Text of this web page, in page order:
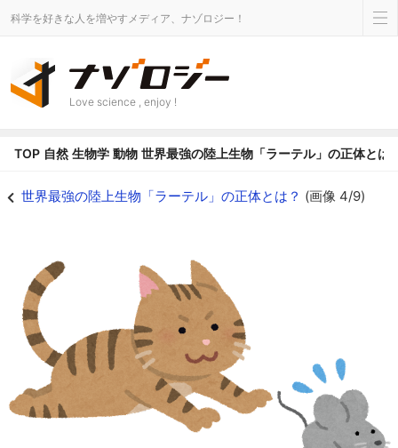
科学を好きな人を増やすメディア、ナゾロジー！
Love science , enjoy !
TOP 自然 生物学 動物 世界最強の陸上生物「ラーテル」の正体とは
世界最強の陸上生物「ラーテル」の正体とは？ (画像 4/9)